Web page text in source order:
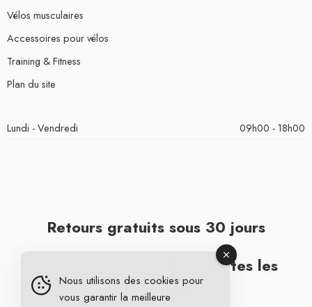
Vélos musculaires
Accessoires pour vélos
Training & Fitness
Plan du site
Lundi - Vendredi 09h00 - 18h00
Retours gratuits sous 30 jours
Livraison gratuite pour toutes les
commandes
Nous utilisons des cookies pour
vous garantir la meilleure